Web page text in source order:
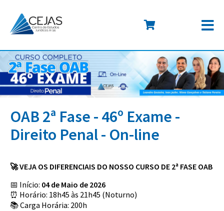
OAB 2ª Fase - 46º Exame -
Direito Penal - On-line
🚀 VEJA OS DIFERENCIAIS DO NOSSO CURSO DE 2ª FASE OAB
📅 Início: 04 de Maio de 2026
⏰ Horário: 18h45 às 21h45 (Noturno)
📚 Carga Horária: 200h